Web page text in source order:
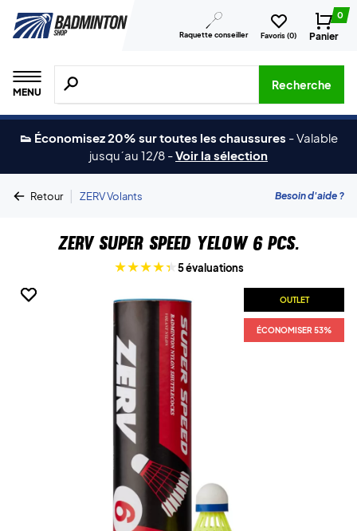
Raquette conseiller Favoris (0)
0
Panier
MENU
Recherche de produits, de marques, etc.
Recherche
👟 Économisez 20% sur toutes les chaussures -Valable
jusqu´au 12/8 -Voir la sélection
Retour | ZERV Volants Besoin d'aide ?
ZERV Super Speed Yelow 6 pcs.
5 évaluations
OUTLET
ÉCONOMISER 53%
OUTLET
ÉCONOMISER 53%